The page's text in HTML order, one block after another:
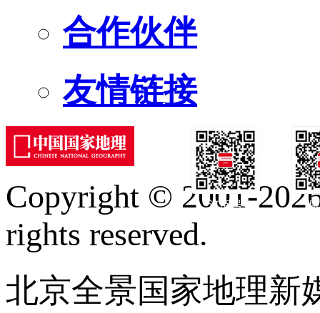
合作伙伴
友情链接
订阅号
Copyright © 2001-
rights reserved.
北京全景国家地理新